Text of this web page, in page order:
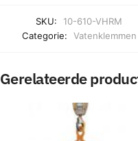
SKU:
10-610-VHRM
Categorie:
Vatenklemmen
Gerelateerde